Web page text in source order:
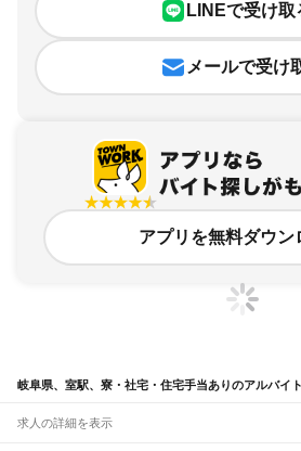
LINEで受け取
メールで受け
アプリを無料ダウン
岐阜県、室駅、寮・社宅・住宅手当ありのアルバイ
求人の詳細を表示